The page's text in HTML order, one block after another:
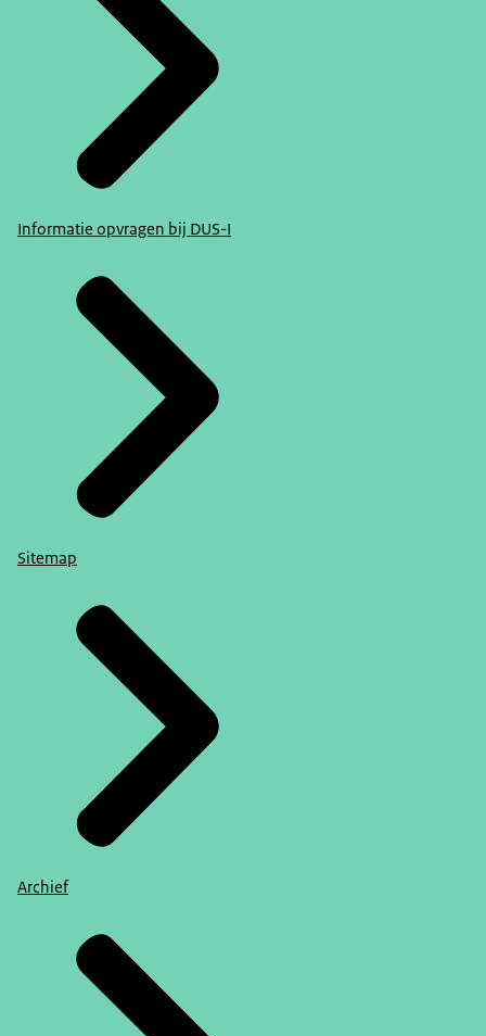
Informatie opvragen bij DUS-I
Sitemap
Archief